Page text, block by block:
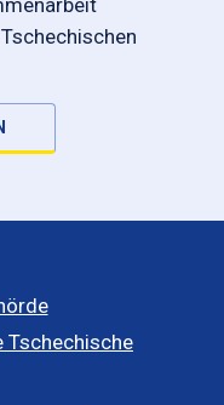
Tschechische